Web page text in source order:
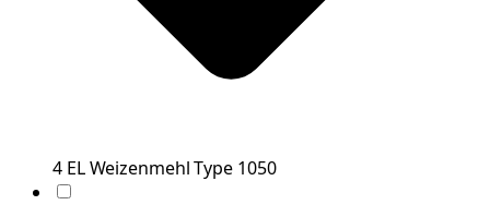
4 ELWeizenmehl Type 1050